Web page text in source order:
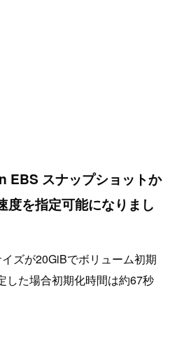
EBS スナップショットか
度を指定可能になりまし
ズが20GiBでボリューム初期
した場合初期化時間は約67秒